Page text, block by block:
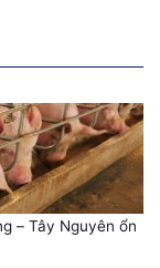
– Tây Nguyên ổn